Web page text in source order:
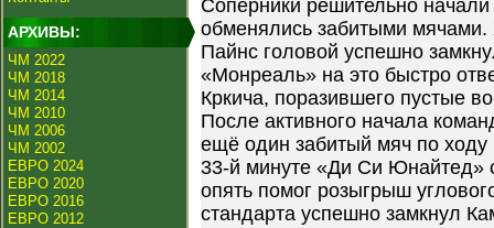
АРХИВЫ:
ЧМ 2022
ЧМ 2018
ЧМ 2014
ЧМ 2010
ЧМ 2006
ЧМ 2002
ЕВРО 2024
ЕВРО 2020
ЕВРО 2016
ЕВРО 2012
Соперники решительно
обменялись забитыми мячами.
Пайнс головой успешно
«Монреаль» на это быстро
Кркича, поразившего пустые
После активного начала
ещё один забитый мяч по
33-й минуте «Ди Си Юнайтед»
опять помог розыгрыш
стандарта успешно замкнул